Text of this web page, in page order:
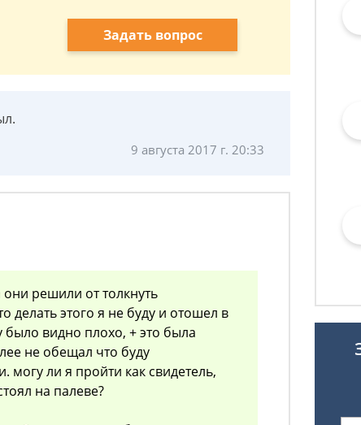
Задать вопрос
9 августа 2017 г. 20:33
они решили от толкнуть
делать этого я не буду и отошел в
было видно плохо, + это была
не обещал что буду
могу ли я пройти как свидетель,
на палеве?